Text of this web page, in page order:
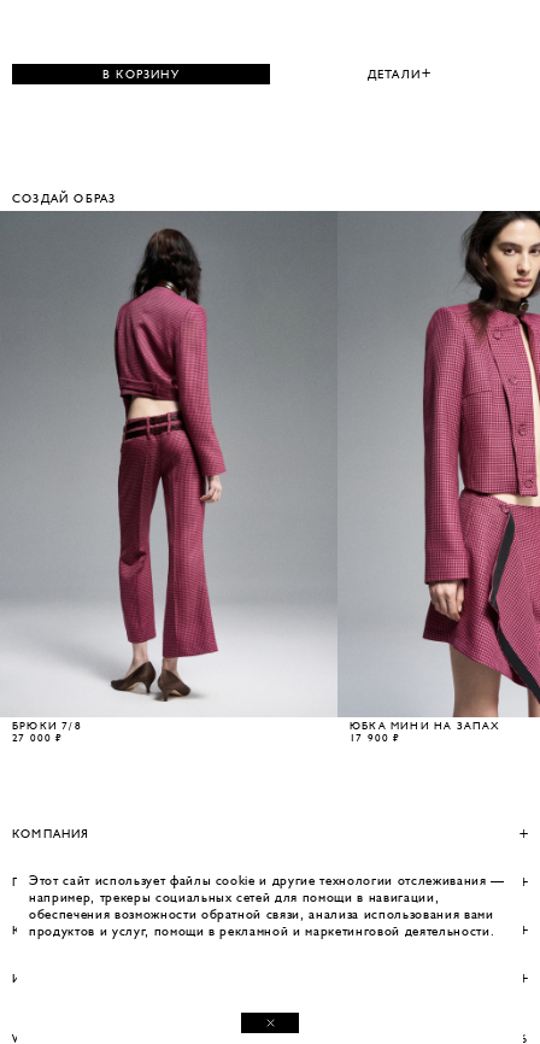
ДЕТАЛИ
В КОРЗИНУ
СОЗДАЙ ОБРАЗ
БРЮКИ 7/8
27 000 ₽
ЮБКА МИНИ НА ЗАПАХ
17 900 ₽
КОМПАНИЯ
ПОМОЩЬ
КОНТАКТЫ
ИНФОРМАЦИЯ
WEBSITE BY UMWELT © WOS 2026
Этот сайт использует файлы cookie и другие технологии отслеживания —
например, трекеры социальных сетей для помощи в навигации,
обеспечения возможности обратной связи, анализа использования вами
продуктов и услуг, помощи в рекламной и маркетинговой деятельности.